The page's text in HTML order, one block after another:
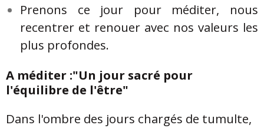
Prenons ce jour pour méditer, nous
recentrer et renouer avec nos valeurs les
plus profondes.
A méditer :"Un jour sacré pour
l'équilibre de l'être"
Dans l'ombre des jours chargés de tumulte,